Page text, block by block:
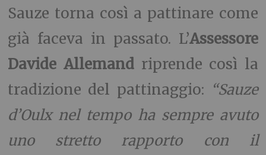
Sauze torna così a pattinare come
già faceva in passato. L’Assessore
Davide Allemand riprende così la
tradizione del pattinaggio: “Sauze
d’Oulx nel tempo ha sempre avuto
uno stretto rapporto con il